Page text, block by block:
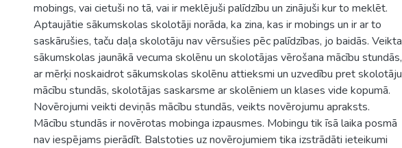
mobings, vai cietuši no tā, vai ir meklējuši palīdzību un zinājuši kur to meklēt.
Aptaujātie sākumskolas skolotāji norāda, ka zina, kas ir mobings un ir ar to
saskārušies, taču daļa skolotāju nav vērsušies pēc palīdzības, jo baidās. Veikta
sākumskolas jaunākā vecuma skolēnu un skolotājas vērošana mācību stundās,
ar mērķi noskaidrot sākumskolas skolēnu attieksmi un uzvedību pret skolotāju
mācību stundās, skolotājas saskarsme ar skolēniem un klases vide kopumā.
Novērojumi veikti deviņās mācību stundās, veikts novērojumu apraksts.
Mācību stundās ir novērotas mobinga izpausmes. Mobingu tik īsā laika posmā
nav iespējams pierādīt. Balstoties uz novērojumiem tika izstrādāti ieteikumi